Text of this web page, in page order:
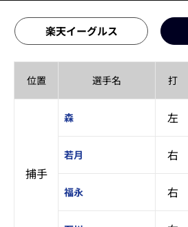
楽天イーグルス
位置 選手名 打
捕手
森 左
若月 右
福永 右